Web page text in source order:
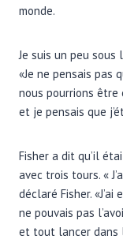
monde.
Je suis un peu sous
«Je ne pensais pas
nous pourrions être
et je pensais que
Fisher a dit qu’il
avec trois tours. «
déclaré Fisher.
ne pouvais pas
et tout lancer dans